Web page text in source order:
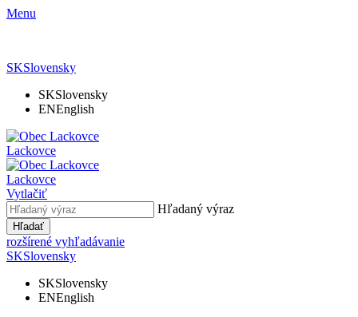
Menu
SKSlovensky
SKSlovensky
ENEnglish
Lackovce
Lackovce
Vytlačiť
Hľadaný výraz
Hľadať
rozšírené vyhľadávanie
SKSlovensky
SKSlovensky
ENEnglish